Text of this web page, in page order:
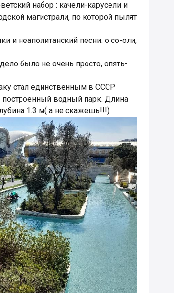
набор : качели-карусели и
магистрали, по которой пылят
и неаполитанский песни: о со-оли,
было не очень просто, опять-
стал единственным в СССР
водный парк. Длина
1.3 м( а не скажешь!!!)